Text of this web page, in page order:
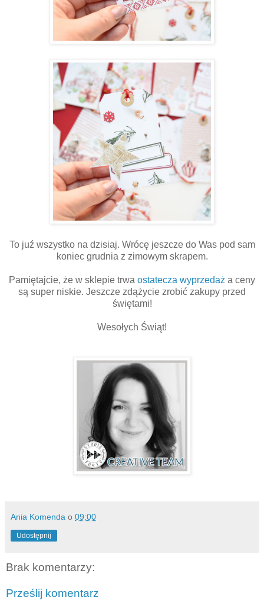
To juź wszystko na dzisiaj. Wrócę jeszcze do Was pod sam
koniec grudnia z zimowym skrapem.
Pamiętajcie, że w sklepie trwa ostatecza wyprzedaż a ceny
są super niskie. Jeszcze zdążycie zrobić zakupy przed
świętami!
Wesołych Świąt!
Ania Komenda o 09:00
Udostępnij
Brak komentarzy:
Prześlij komentarz